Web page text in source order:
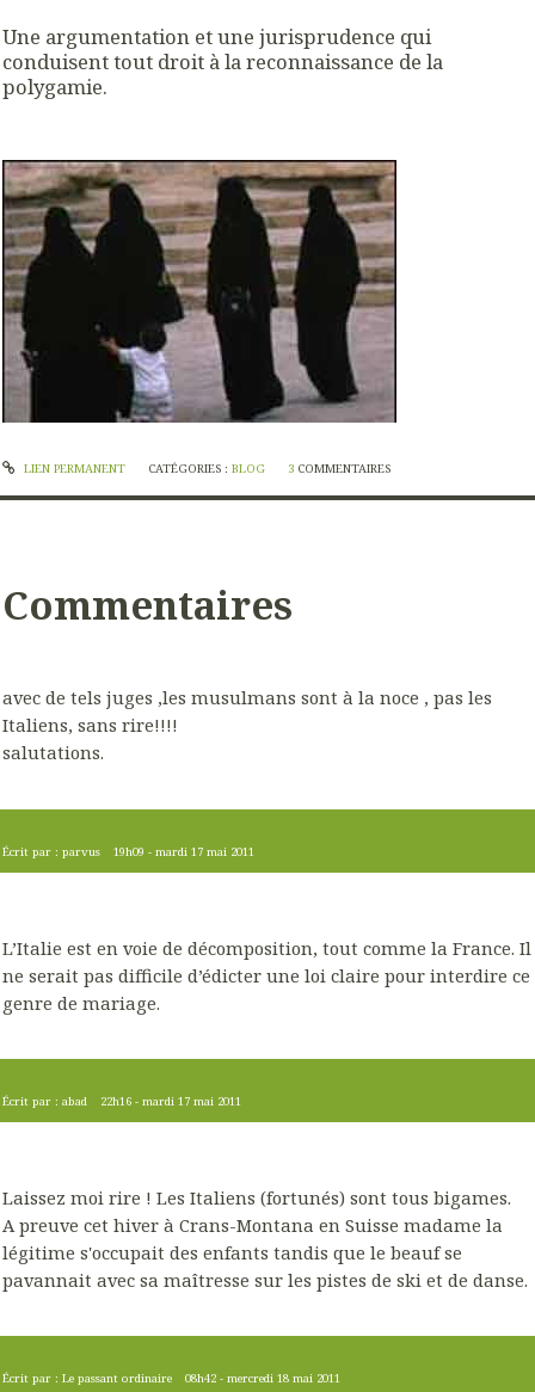
Une argumentation et une jurisprudence qui
conduisent tout droit à la reconnaissance de la
polygamie.
LIEN PERMANENT CATÉGORIES : BLOG 3 COMMENTAIRES
Commentaires
avec de tels juges ,les musulmans sont à la noce , pas les
Italiens, sans rire!!!!
salutations.
Écrit par : parvus 19h09 -mardi 17 mai 2011
L’Italie est en voie de décomposition, tout comme la France. Il
ne serait pas difficile d’édicter une loi claire pour interdire ce
genre de mariage.
Écrit par : abad 22h16 -mardi 17 mai 2011
Laissez moi rire ! Les Italiens (fortunés) sont tous bigames.
A preuve cet hiver à Crans-Montana en Suisse madame la
légitime s'occupait des enfants tandis que le beauf se
pavannait avec sa maîtresse sur les pistes de ski et de danse.
Écrit par : Le passant ordinaire 08h42 -mercredi 18 mai 2011